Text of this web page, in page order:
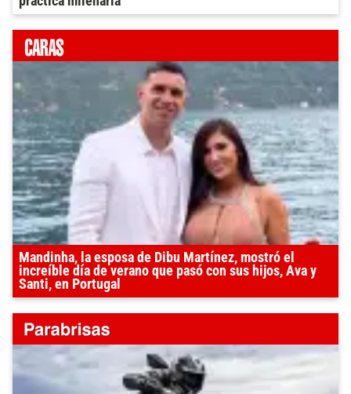
Mandinha, la esposa de Dibu Martínez, mostró el
increíble día de verano que pasó con sus hijos, Ava y
Santi, en Portugal